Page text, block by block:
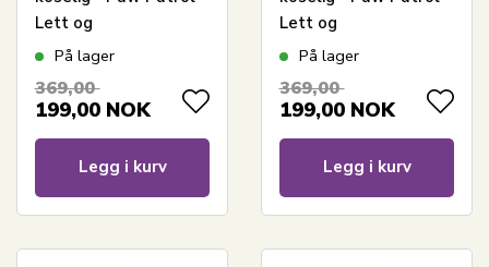
Lett og
hurtigtørkende
På lager
369,00
199,00 NOK
Legg i kurv
Lett og
hurtigtørkende
På lager
369,00
199,00 NOK
Legg i kurv